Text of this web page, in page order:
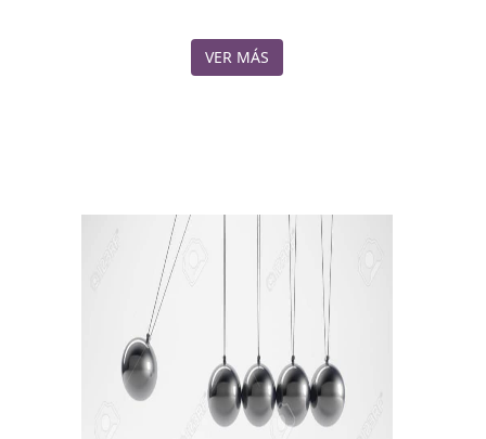
VER MÁS